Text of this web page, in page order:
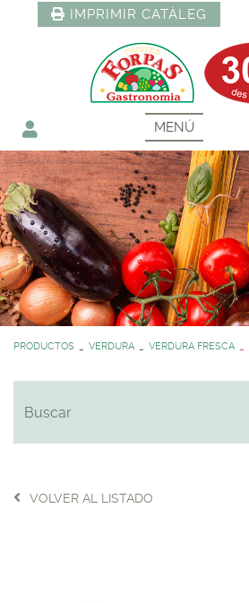
IMPRIMIR CATÀLEG
MENÚ
PRODUCTOS VERDURA VERDURA FRESCA
VOLVER AL LISTADO